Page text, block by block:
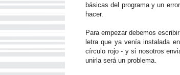
básicas del programa y un
hacer.
Para empezar debemos
letra que ya venía instalada
círculo rojo - y si nosotros
unirla será un problema.